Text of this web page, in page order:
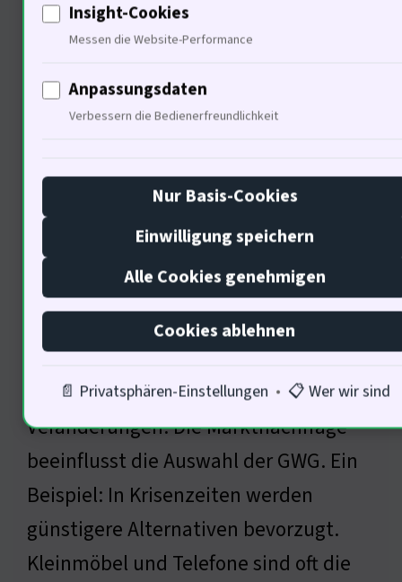
Ökonomische
Die unsichtbare Hand des Marktes
spielt eine Rolle. 70% der
Unternehmen adaptieren ihre GWG-
Strategien an wirtschaftliche
Veränderungen. Die Marktnachfrage
beeinflusst die Auswahl der GWG. Ein
Beispiel: In Krisenzeiten werden
günstigere Alternativen bevorzugt.
Kleinmöbel und Telefone sind oft die
Insight-Cookies
Messen die Website-Performance
Anpassungsdaten
Verbessern die Bedienerfreundlichkeit
Nur Basis-Cookies
Einwilligung speichern
Alle Cookies genehmigen
Cookies ablehnen
📄 Privatsphären-Einstellungen • 📋 Wer wir sind